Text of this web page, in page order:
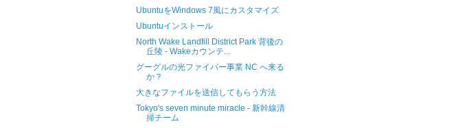
UbuntuをWindows 7風にカスタマイズ
Ubuntuインストール
North Wake Landfill District Park 背後の
丘陵 - Wakeカウンテ...
グーグルの光ファイバー事業 NC へ来る
か？
大きなファイルを送信してもらう方法
Tokyo's seven minute miracle - 新幹線清
掃チーム